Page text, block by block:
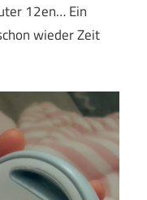
12en… Ein
wieder Zeit